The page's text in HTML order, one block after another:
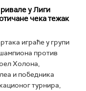
у Лиги
чека тежак
играће у групи
против
Холона,
и победника
турнира,